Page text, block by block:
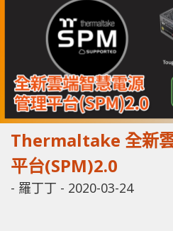
Thermaltake 全新
平台(SPM)2.0
- 羅丁丁 - 2020-03-24